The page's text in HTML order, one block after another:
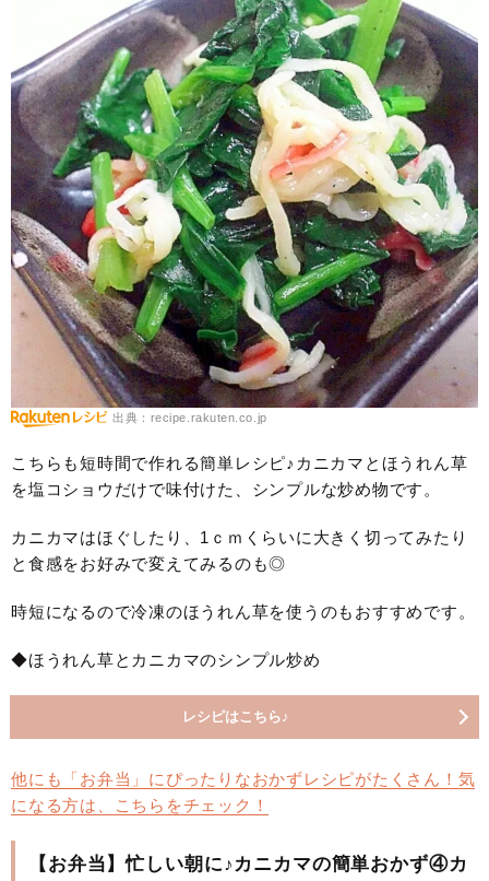
出典：recipe.rakuten.co.jp
こちらも短時間で作れる簡単レシピ♪カニカマとほうれん草
を塩コショウだけで味付けた、シンプルな炒め物です。
カニカマはほぐしたり、1ｃｍくらいに大きく切ってみたり
と食感をお好みで変えてみるのも◎
時短になるので冷凍のほうれん草を使うのもおすすめです。
◆ほうれん草とカニカマのシンプル炒め
レシピはこちら♪
他にも「お弁当」にぴったりなおかずレシピがたくさん！気
になる方は、こちらをチェック！
【お弁当】忙しい朝に♪カニカマの簡単おかず④カ